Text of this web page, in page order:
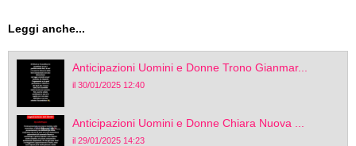
Leggi anche...
Anticipazioni Uomini e Donne Trono Gianmar...
il 30/01/2025 12:40
Anticipazioni Uomini e Donne Chiara Nuova ...
il 29/01/2025 14:23